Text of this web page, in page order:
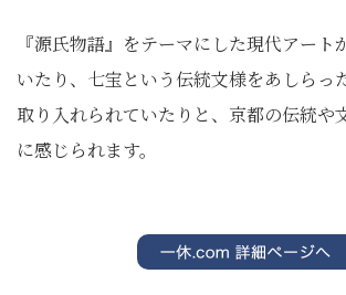
『源氏物語』をテーマにした現代アート
いたり、七宝という伝統文様をあしらっ
取り入れられていたりと、京都の伝統や
に感じられます。